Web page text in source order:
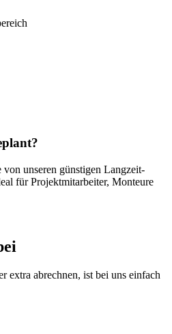
unseren günstigen Langzeit-
für Projektmitarbeiter, Monteure
extra abrechnen, ist bei uns einfach